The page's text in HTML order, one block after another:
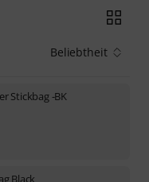
Beliebtheit
Stickbag -BK
Black